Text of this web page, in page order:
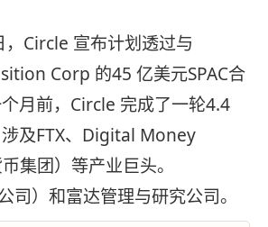
Circle 宣布计划透过与
Corp 的45 亿美元SPAC合
月前，Circle 完成了一轮4.4
及FTX、Digital Money
集团）等产业巨头。
司）和富达管理与研究公司。